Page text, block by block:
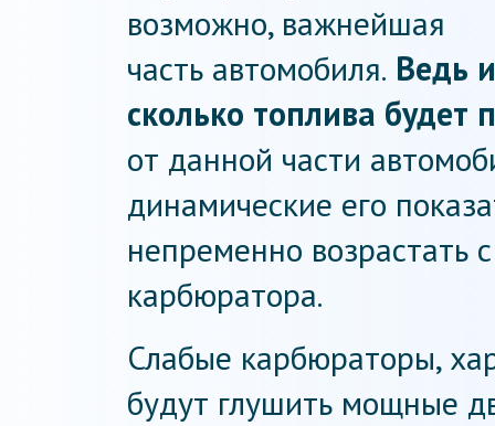
возможно, важнейшая
часть автомобиля. Ведь
сколько топлива будет
от данной части
динамические его
непременно возрастать
карбюратора.
Слабые карбюраторы,
будут глушить мощные